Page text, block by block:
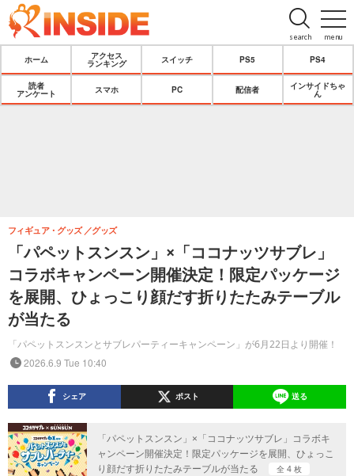
menu
search
ホーム
アクセス
ランキング
スイッチ PS5 PS4
読者
アンケート
スマホ PC 配信者
インサイドちゃ
ん
「パペットスンスン」×「ココナッツサブレ」
コラボキャンペーン開催決定！限定パッケージ
を展開、ひょっこり顔だす折りたたみテーブル
が当たる
「パペットスンスンとサブレパーティーキャンペーン」が6月22日より開催！
フィギュア・グッズ グッズ
2026.6.9 Tue 10:40
シェア ポスト 送る
「パペットスンスン」×「ココナッツサブレ」コラボキ
ャンペーン開催決定！限定パッケージを展開、ひょっこ
り顔だす折りたたみテーブルが当たる
全 4 枚